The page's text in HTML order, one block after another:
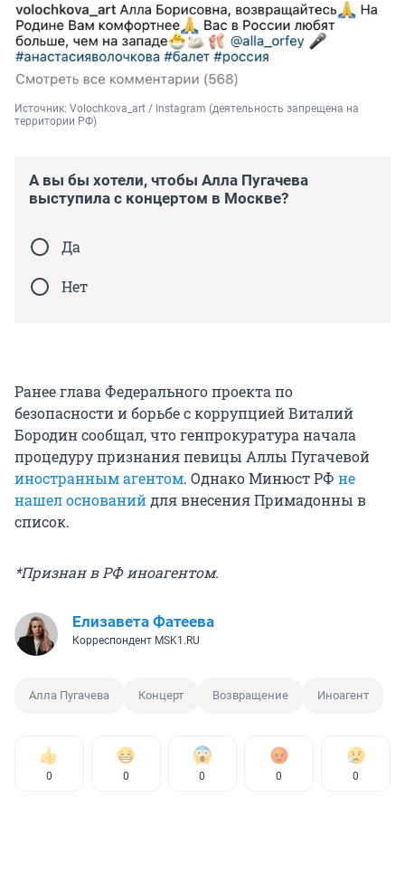
Источник: Volochkova_art / Instagram (деятельность запрещена на
территории РФ)
А вы бы хотели, чтобы Алла Пугачева
выступила с концертом в Москве?
Да
Нет
Ранее глава Федерального проекта по
безопасности и борьбе с коррупцией Виталий
Бородин сообщал, что генпрокуратура начала
процедуру признания певицы Аллы Пугачевой
иностранным агентом. Однако Минюст РФ не
нашел основанийдля внесения Примадонны в
список.
*Признан в РФ иноагентом.
Елизавета Фатеева
Корреспондент MSK1.RU
Алла Пугачева Концерт Возвращение Иноагент
0 0 0 0 0